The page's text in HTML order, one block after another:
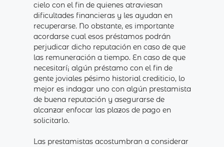
cielo con el fin de quienes atraviesan
dificultades financieras y les ayudan en
recuperarse. No obstante, es importante
acordarse cual esos préstamos podrán
perjudicar dicho reputación en caso de que
las remuneración a tiempo. En caso de que
necesitarí¡ algún préstamo con el fin de
gente joviales pésimo historial crediticio, lo
mejor es indagar uno con algún prestamista
de buena reputación y asegurarse de
alcanzar enfocar las plazos de pago en
solicitarlo.
Las prestamistas acostumbran a considerar